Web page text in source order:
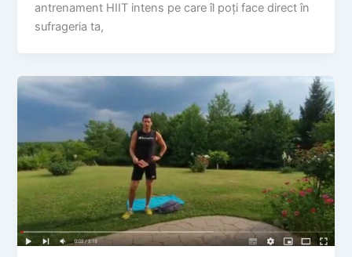
antrenament HIIT intens pe care îl poți face direct în
sufrageria ta,